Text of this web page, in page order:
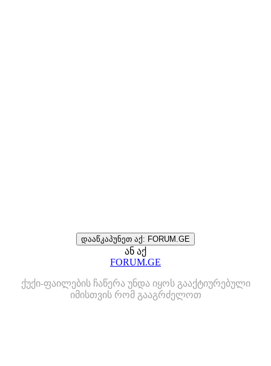
დააწკაპუნეთ აქ: FORUM.GE
ან აქ
FORUM.GE
ქუქი-ფაილების ჩაწერა უნდა იყოს გააქტიურებული
იმისთვის რომ გააგრძელოთ